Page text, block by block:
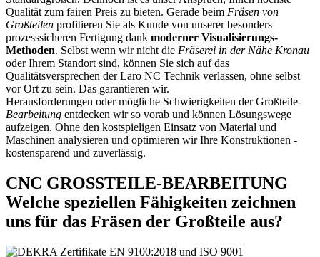
Qualität zum fairen Preis zu bieten. Gerade beim Fräsen von
Großteilen profitieren Sie als Kunde von unserer besonders
prozesssicheren Fertigung dank moderner Visualisierungs-
Methoden. Selbst wenn wir nicht die Fräserei in der Nähe Kronau
oder Ihrem Standort sind, können Sie sich auf das
Qualitätsversprechen der Laro NC Technik verlassen, ohne selbst
vor Ort zu sein. Das garantieren wir.
Herausforderungen oder mögliche Schwierigkeiten der Großteile-
Bearbeitung entdecken wir so vorab und können Lösungswege
aufzeigen. Ohne den kostspieligen Einsatz von Material und
Maschinen analysieren und optimieren wir Ihre Konstruktionen -
kostensparend und zuverlässig.
CNC GROSSTEILE-BEARBEITUNG
Welche speziellen Fähigkeiten zeichnen
uns für das Fräsen der Großteile aus?